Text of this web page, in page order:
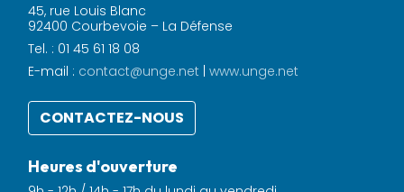
45, rue Louis Blanc
92400 Courbevoie – La Défense
Tel. : 01 45 61 18 08
E-mail : contact@unge.net | www.unge.net
CONTACTEZ-NOUS
Heures d'ouverture